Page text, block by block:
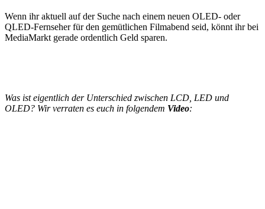
Wenn ihr aktuell auf der Suche nach einem neuen OLED- oder
QLED-Fernseher für den gemütlichen Filmabend seid, könnt ihr bei
MediaMarkt gerade ordentlich Geld sparen.
Was ist eigentlich der Unterschied zwischen LCD, LED und
OLED? Wir verraten es euch in folgendem Video: